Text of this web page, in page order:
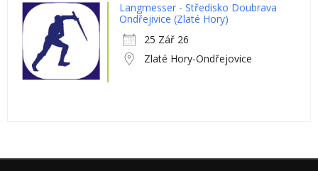
Langmesser - Středisko Doubrava
Ondřejivice (Zlaté Hory)
25 Zář 26
Zlaté Hory-Ondřejovice